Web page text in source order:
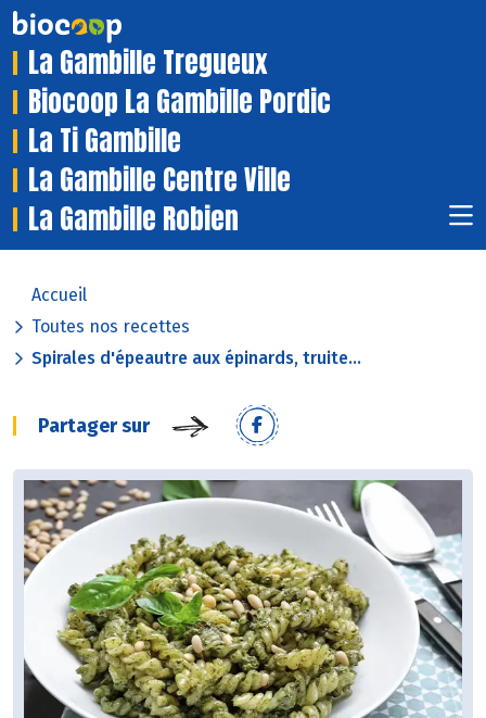
La Gambille Tregueux
Biocoop La Gambille Pordic
La Ti Gambille
La Gambille Centre Ville
La Gambille Robien
Accueil
Toutes nos recettes
Spirales d'épeautre aux épinards, truite...
Partager sur